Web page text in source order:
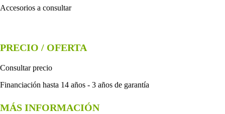
Accesorios a consultar
PRECIO / OFERTA
Consultar precio
Financiación hasta 14 años - 3 años de garantía
MÁS INFORMACIÓN